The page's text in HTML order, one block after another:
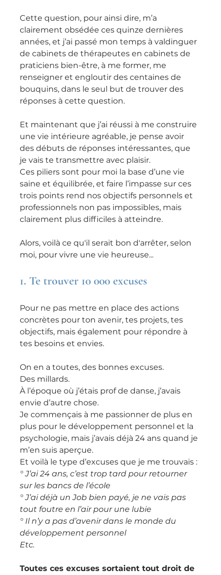
Cette question, pour ainsi dire, m’a
clairement obsédée ces quinze dernières
années, et j’ai passé mon temps à valdinguer
de cabinets de thérapeutes en cabinets de
praticiens bien-être, à me former, me
renseigner et engloutir des centaines de
bouquins, dans le seul but de trouver des
réponses à cette question.
Et maintenant que j’ai réussi à me construire
une vie intérieure agréable, je pense avoir
des débuts de réponses intéressantes, que
je vais te transmettre avec plaisir.
Ces piliers sont pour moi la base d’une vie
saine et équilibrée, et faire l’impasse sur ces
trois points rend nos objectifs personnels et
professionnels non pas impossibles, mais
clairement plus difficiles à atteindre.
Alors, voilà ce qu'il serait bon d'arrêter, selon
moi, pour vivre une vie heureuse...
1. Te trouver 10 000 excuses
Pour ne pas mettre en place des actions
concrètes pour ton avenir, tes projets, tes
objectifs, mais également pour répondre à
tes besoins et envies.
On en a toutes, des bonnes excuses.
Des millards.
À l’époque où j’étais prof de danse, j’avais
envie d’autre chose.
Je commençais à me passionner de plus en
plus pour le développement personnel et la
psychologie, mais j’avais déjà 24 ans quand je
m’en suis aperçue.
Et voilà le type d’excuses que je me trouvais :
° J’ai 24 ans, c’est trop tard pour retourner
sur les bancs de l’école
° J’ai déjà un Job bien payé, je ne vais pas
tout foutre en l’air pour une lubie
° Il n’y a pas d’avenir dans le monde du
développement personnel
Etc.
Toutes ces excuses sortaient tout droit de